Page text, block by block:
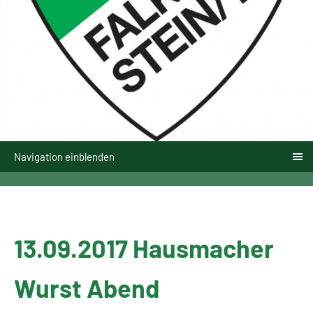
Navigation einblenden
13.09.2017 Hausmacher
Wurst Abend